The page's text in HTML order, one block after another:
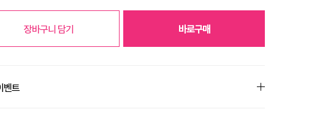
장바구니 담기 바로구매
벤트